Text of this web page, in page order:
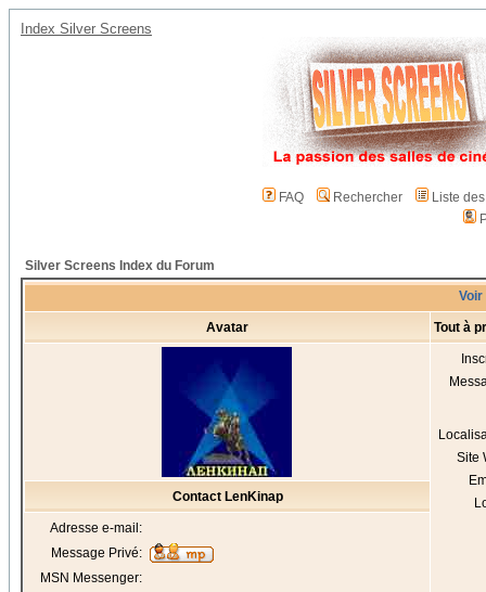
Index Silver Screens
FAQ Rechercher
Liste
Silver Screens Index du Forum
Voir
Avatar Tout à
Site
Contact LenKinap
Adresse e-mail:
Message Privé:
MSN Messenger: